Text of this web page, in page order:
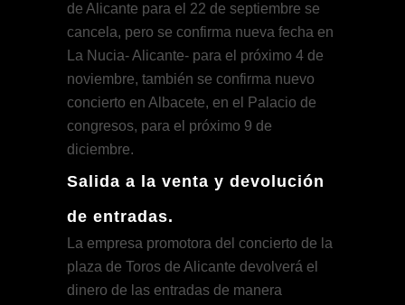
de Alicante para el 22 de septiembre se
cancela, pero se confirma nueva fecha en
La Nucia- Alicante- para el próximo 4 de
noviembre, también se confirma nuevo
concierto en Albacete, en el Palacio de
congresos, para el próximo 9 de
diciembre.
Salida a la venta y devolución
de entradas.
La empresa promotora del concierto de la
plaza de Toros de Alicante devolverá el
dinero de las entradas de manera